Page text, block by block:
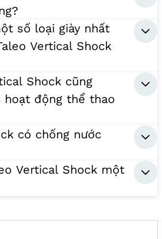
số loại giày nhất
Vertical Shock
Shock cũng
động thể thao
có chống nước
Vertical Shock một